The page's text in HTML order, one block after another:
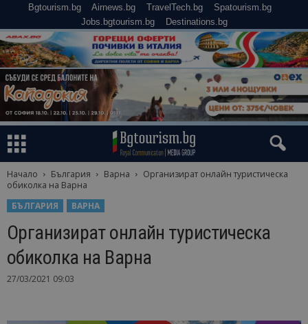
Bgtourism.bg Airnews.bg TravelTech.bg
Spatourism.bg
Jobs.bgtourism.bg
Destinations.bg
Начало България Варна
Организират онлайн туристическа
обиколка на Варна
БЪЛГАРИЯ
ВАРНА
Организират онлайн туристическа
обиколка на Варна
27/03/2021 09:03